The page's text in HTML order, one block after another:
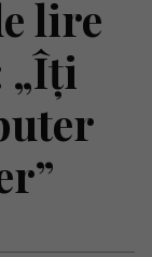
lire
„Îți